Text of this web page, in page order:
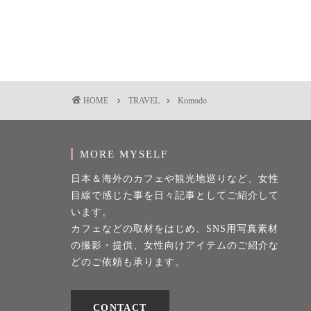
HOME TRAVEL Komodo
MORE MYSELF
日本＆海外のカフェや観光地巡りなど、女性
目線で感じた事を日々記事としてご紹介して
います。
カフェなどの取材をはじめ、SNS用写真素材
の撮影・提供、女性向けアイテムのご紹介な
どのご依頼も承ります。
CONTACT